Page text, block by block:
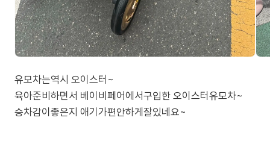
유모차는역시 오이스터~
육아준비하면서 베이비페어에서구입한 오이스터유모차~
승차감이좋은지 애기가편안하게잘있네요~